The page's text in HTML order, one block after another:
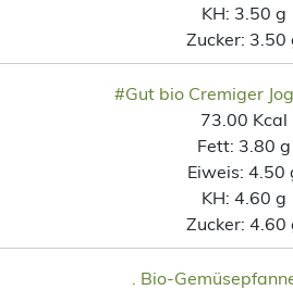
KH: 3.50 g
Zucker: 3.50
#Gut bio Cremiger
73.00 Kcal
Fett: 3.80 g
Eiweis: 4.50
KH: 4.60 g
Zucker: 4.60
. Bio-